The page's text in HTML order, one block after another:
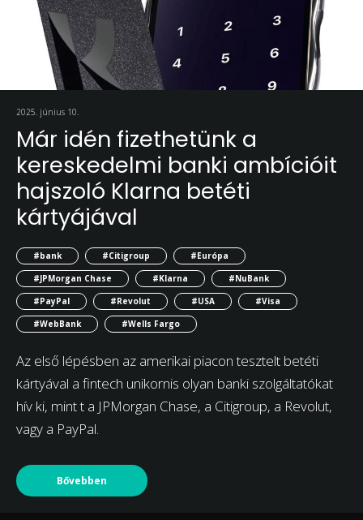
2025. június 10.
Már idén fizethetünk a
kereskedelmi banki ambícióit
hajszoló Klarna betéti
kártyájával
#bank #Citigroup
#Európa
#JPMorgan Chase
#Klarna
#NuBank
#PayPal
#Revolut #USA
#Visa
#WebBank
#Wells Fargo
Az első lépésben az amerikai piacon tesztelt betéti
kártyával a fintech unikornis olyan banki szolgáltatókat
hív ki, mint t a JPMorgan Chase, a Citigroup, a Revolut,
vagy a PayPal.
Bővebben